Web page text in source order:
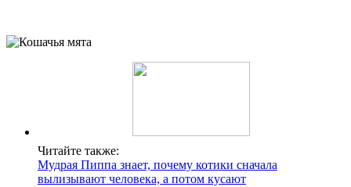
Читайте также:
Мудрая Пиппа знает, почему котики сначала
вылизывают человека, а потом кусают